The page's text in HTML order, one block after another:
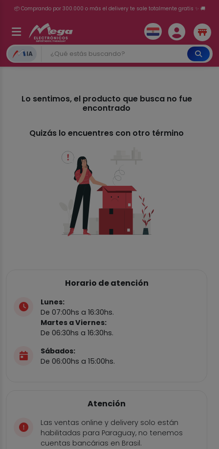
📦 Comprando por 300.000 o más el delivery te sale totalmente gratis ✨ 🚚
💳 ¡HASTA 24 CUOTAS SIN INTERÉS con tarjetas adheridas!
IA
Lo sentimos, el producto que busca no fue
encontrado
Quizás lo encuentres con otro término
Horario de atención
Lunes:
De 07:00hs a 16:30hs.
Martes a Viernes:
De 06:30hs a 16:30hs.
Sábados:
De 06:00hs a 15:00hs.
Atención
Las ventas online y delivery solo están
habilitadas para Paraguay, no tenemos
cuentas bancárias en Brasil.